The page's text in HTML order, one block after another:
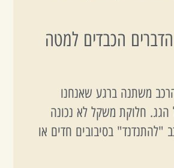
הכבדים למטה
משתנה ברגע שאנחנו
הגג. חלוקת משקל לא נכונה
"להתנדנד" בסיבובים חדים או